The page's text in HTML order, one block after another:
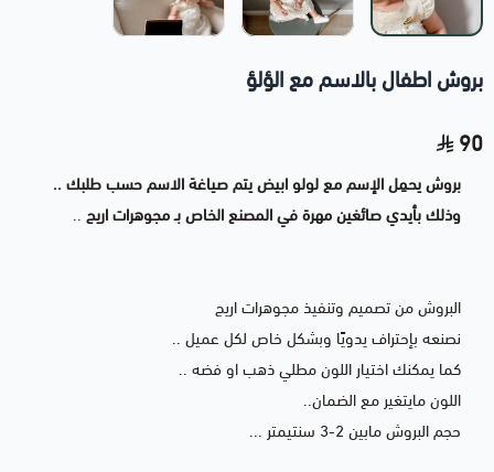
بروش اطفال بالاسم مع الؤلؤ
90
بروش يحمِل الإسم مع لولو ابيض يتم صياغة الاسم حسب طلبك ..
وذلك بأيدي صائغين مهرة في المصنع الخاص بـ مجوهرات اريج ..
البروش من تصميم وتنفيذ مجوهرات اريج
نصنعه بإحتراف يدويًا وبشكل خاص لكل عميل ..
كما يمكنك اختيار اللون مطلي ذهب او فضه ..
اللون مايتغير مع الضمان..
حجم البروش مابين 2-3 سنتيمتر ...